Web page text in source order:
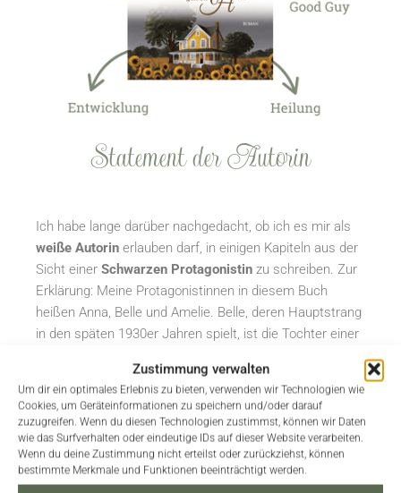
Zustimmung verwalten
Um dir ein optimales Erlebnis zu bieten, verwenden wir Technologien wie
Cookies, um Geräteinformationen zu speichern und/oder darauf
zuzugreifen. Wenn du diesen Technologien zustimmst, können wir Daten
wie das Surfverhalten oder eindeutige IDs auf dieser Website verarbeiten.
Wenn du deine Zustimmung nicht erteilst oder zurückziehst, können
bestimmte Merkmale und Funktionen beeinträchtigt werden.
Statement der Autorin
Ich habe lange darüber nachgedacht, ob ich es mir als
weiße Autorin erlauben darf, in einigen Kapiteln aus der
Sicht einer Schwarzen Protagonistin zu schreiben. Zur
Erklärung: Meine Protagonistinnen in diesem Buch
heißen Anna, Belle und Amelie. Belle, deren Hauptstrang
in den späten 1930er Jahren spielt, ist die Tochter einer
sie von der Gesellschaft als Schwarz angesehen und ist
demRassismusder Weißen ausgesetzt.
Ich bin mir durchaus im Klaren darüber, dass ich als
weiße Frau nie werde nachempfinden können, wie sich
Rassismus anfühlt. Ich habe es nie am eigenen Leib